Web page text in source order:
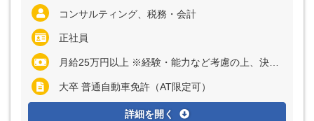
コンサルティング、税務・会計
正社員
月給25万円以上 ※経験・能力など考慮の上、決定いたします ※残業代は全額別途支給
大卒 普通自動車免許（AT限定可）
詳細を開く